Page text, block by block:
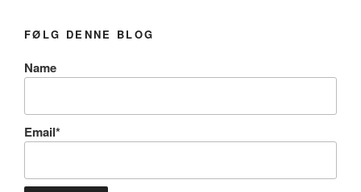
FØLG DENNE BLOG
Name
Email*